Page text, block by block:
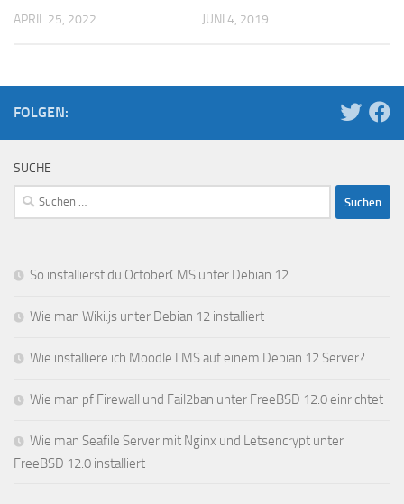
APRIL 25, 2022 JUNI 4, 2019
FOLGEN:
SUCHE
Suchen
nach:
So installierst du OctoberCMS unter Debian 12
Wie man Wiki.js unter Debian 12 installiert
Wie installiere ich Moodle LMS auf einem Debian 12 Server?
Wie man pf Firewall und Fail2ban unter FreeBSD 12.0 einrichtet
Wie man Seafile Server mit Nginx und Letsencrypt unter
FreeBSD 12.0 installiert